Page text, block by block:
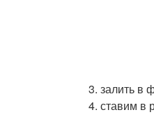
3. залить в
4. ставим в